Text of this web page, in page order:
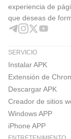
experiencia de
que deseas de
SERVICIO
Instalar APK
Extensión de
Descargar APK
Creador de sitios
Windows APP
iPhone APP